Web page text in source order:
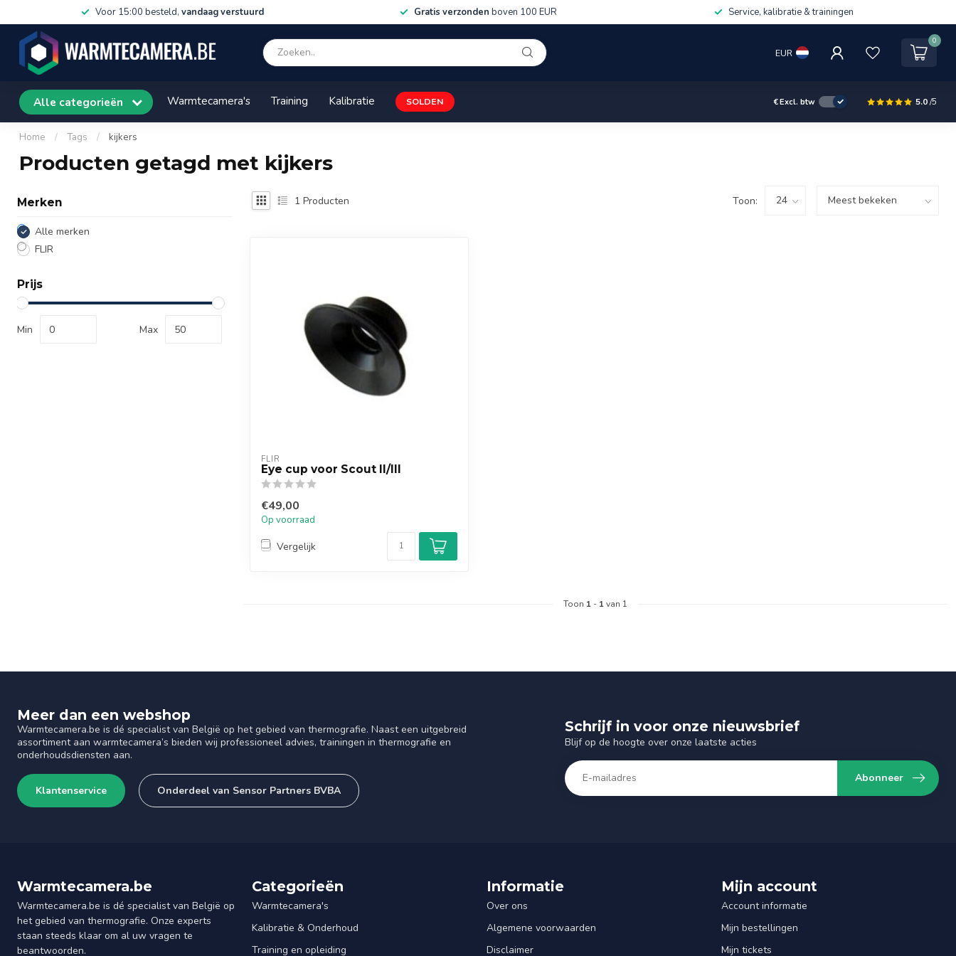
Voor 15:00 besteld, vandaag verstuurd Gratis verzonden boven 100 EUR Service, kalibratie & trainingen
EUR
0
Alle categorieën Warmtecamera's Training Kalibratie SOLDEN €Excl. btw 5.0/5
Home / Tags / kijkers
Producten getagd met kijkers
Merken
Alle merken
FLIR
Prijs
Min Max
1 Producten Toon:
FLIR
Eye cup voor Scout II/III
€49,00
Op voorraad
Vergelijk
Toon 1 - 1van 1
Meer dan een webshop
Warmtecamera.be is dé specialist van België op het gebied van thermografie. Naast een uitgebreid
assortiment aan warmtecamera’s bieden wij professioneel advies, trainingen in thermografie en
onderhoudsdiensten aan.
Klantenservice Onderdeel van Sensor Partners BVBA
Schrijf in voor onze nieuwsbrief
Blijf op de hoogte over onze laatste acties
Abonneer
Warmtecamera.be
Warmtecamera.be is dé specialist van België op
het gebied van thermografie. Onze experts
staan steeds klaar om al uw vragen te
beantwoorden.
Categorieën
Warmtecamera's
Kalibratie & Onderhoud
Training en opleiding
Informatie
Over ons
Algemene voorwaarden
Disclaimer
Mijn account
Account informatie
Mijn bestellingen
Mijn tickets